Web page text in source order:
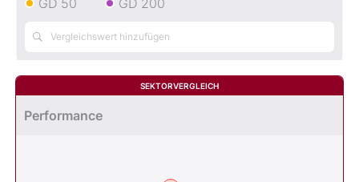
SEKTORVERGLEICH
Performance